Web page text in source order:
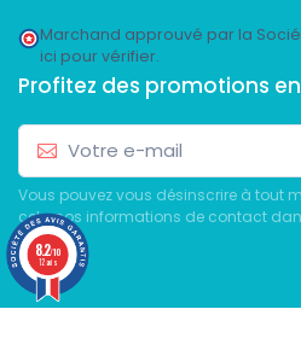
Marchand approuvé par la
ici pour vérifier.
Profitez des promotions
Vous pouvez vous désinscrire à tout
cela nos informations de contact
du site.
8.2/10
12 avis